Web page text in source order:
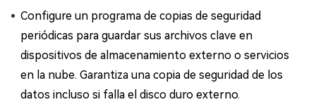
Configure un programa de copias de seguridad
periódicas para guardar sus archivos clave en
dispositivos de almacenamiento externo o servicios
en la nube. Garantiza una copia de seguridad de los
datos incluso si falla el disco duro externo.